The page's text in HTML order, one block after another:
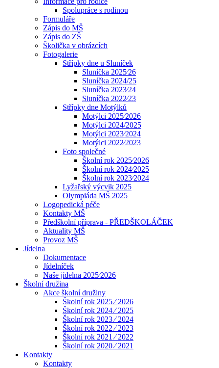
Spolupráce s rodinou
Formuláře
Zápis do MŠ
Zápis do ZŠ
Školička v obrázcích
Fotogalerie
Střípky dne u Sluníček
Sluníčka 2025⁄26
Sluníčka 2024/25
Sluníčka 2023⁄24
Sluníčka 2022⁄23
Střípky dne Motýlků
Motýlci 2025⁄2026
Motýlci 2024/2025
Motýlci 2023⁄2024
Motýlci 2022⁄2023
Foto společné
Školní rok 2025⁄2026
Školní rok 2024⁄2025
Školní rok 2023⁄2024
Lyžařský výcvik 2025
Olympiáda MŠ 2025
Logopedická péče
Kontakty MŠ
Předškolní příprava - PŘEDŠKOLÁČEK
Aktuality MŠ
Provoz MŠ
Jídelna
Dokumentace
Jídelníček
Naše jídelna 2025⁄2026
Školní družina
Akce školní družiny
Školní rok 2025 ⁄ 2026
Školní rok 2024 ⁄ 2025
Školní rok 2023 ⁄ 2024
Školní rok 2022 ⁄ 2023
Školní rok 2021 ⁄ 2022
Školní rok 2020 ⁄ 2021
Kontakty
Kontakty